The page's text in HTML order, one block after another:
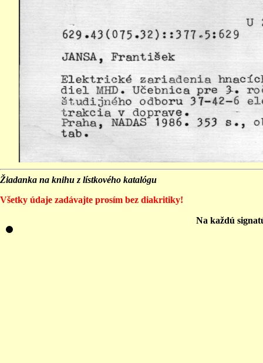
Žiadanka na knihu z lístkového katalógu
Všetky údaje zadávajte prosím bez diakritiky!
Na každú